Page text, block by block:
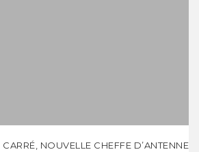
NOUVELLE CHEFFE D’ANTENNE